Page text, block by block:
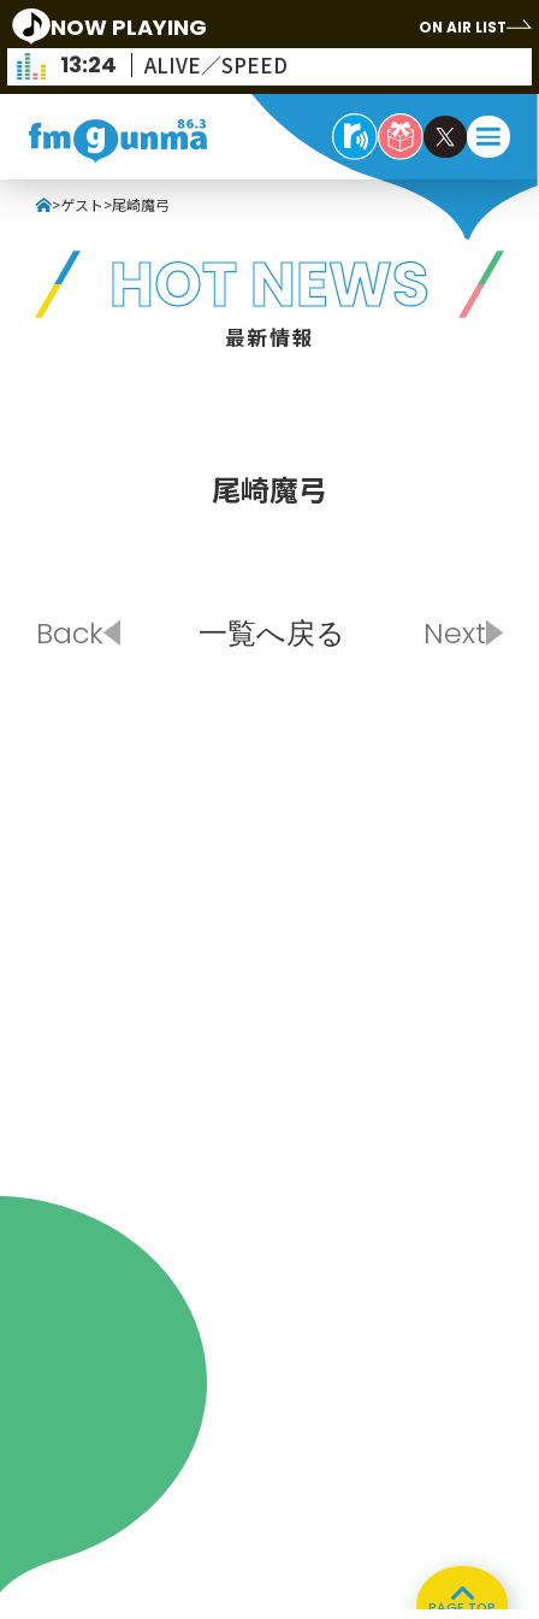
NOW PLAYING ON AIR LIST
13:24 ALIVE／SPEED
>ゲスト>尾崎魔弓
HOT NEWS
最新情報
尾崎魔弓
Back 一覧へ戻る Next
PAGE TOP